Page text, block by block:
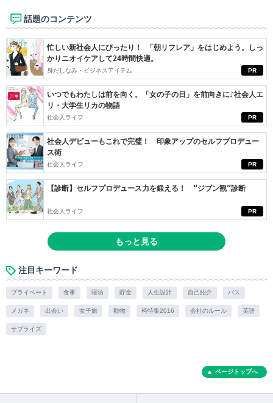
話題のコンテンツ
PR
忙しい新社会人にぴったり！ 「朝リフレア」をはじめよう。しっ
かりニオイケアして24時間快適。
身だしなみ・ビジネスアイテム
PR
いつでもわたしは前を向く。「女の子の日」を前向きに♪社会人エ
リ・大学生リカの物語
社会人ライフ
PR
社会人デビューもこれで完璧！ 印象アップのセルフプロデュー
ス術
社会人ライフ
PR
【診断】セルフプロデュース力を鍛える！ “ジブン観”診断
社会人ライフ
もっと見る
注目キーワード
プライベート 食事 寝坊 貯金 人生設計 自己紹介 バス
メガネ 出会い 女子旅 動物 袴特集2016 会社のルール 英語
サプライズ
ページトップへ